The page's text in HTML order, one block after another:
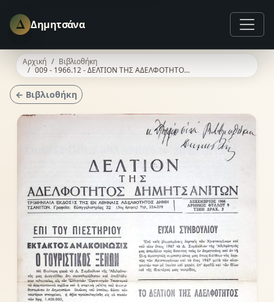
Δ Δημητσάνα
Αρχική
Βιβλιοθήκη
009 - 1966.12 - ΔΕΛΤΙΟΝ ΤΗΣ ΑΔΕΛΦΟΤΗΤΟΣ ΔΗΜΗΤΣΑΝΙΤΩΝ
← Βιβλιοθήκη